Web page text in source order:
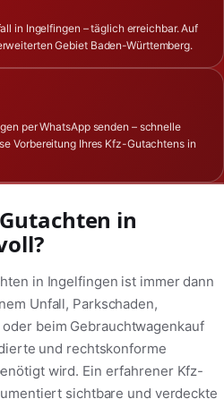
in Ingelfingen – täglich erreichbar. Auf
Gebiet Baden-Württemberg.
per WhatsApp senden – schnelle
Vorbereitung Ihres Kfz-Gutachtens in
in
in Ingelfingen ist immer dann
Unfall, Parkschaden,
beim Gebrauchtwagenkauf
und rechtskonforme
wird. Ein erfahrener Kfz-
sichtbare und verdeckte